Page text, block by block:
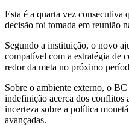
Esta é a quarta vez consecutiva
decisão foi tomada em reunião
Segundo a instituição, o novo
compatível com a estratégia de
redor da meta no próximo
Sobre o ambiente externo, o
indefinição acerca dos conflitos
incerteza sobre a política
avançadas.